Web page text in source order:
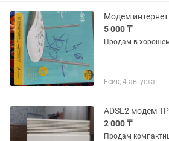
Модем интернет
5 000 ₸
Продам в
Есик, 4 августа
2 000 ₸
Продам